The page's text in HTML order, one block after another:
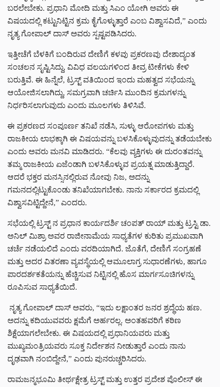
ಬರಲೇಬೇಕು. ಪ್ರಧಾನಿ ಮೋದಿ ಮತ್ತು ಸಿಎಂ ಯೋಗಿ ಅವರು ಈ
ವಿಷಯದಲ್ಲಿ ಕಟ್ಟುನಿಟ್ಟಿನ ಕ್ರಮ ಕೈಗೊಳ್ಳುತ್ತಾರೆ ಎಂಬ ವಿಶ್ವಾಸವಿದೆ,” ಎಂದು
ನೃತ್ಯ ಗೋಪಾಲ್ ದಾಸ್ ಅವರು ಸ್ಪಷ್ಟಪಡಿಸಿದರು.
ಇತ್ತೀಚೆಗೆ ಬೆಳಕಿಗೆ ಬಂದಿರುವ ದೇಣಿಗೆ ಕಳವು ಪ್ರಕರಣವು ದೇಶಾದ್ಯಂತ
ಸಂಚಲನ ಸೃಷ್ಟಿಸಿದ್ದು, ವಿವಿಧ ವಲಯಗಳಿಂದ ತೀವ್ರ ಟೀಕೆಗಳು ಕೇಳಿ
ಬರುತ್ತಿವೆ. ಈ ಹಿನ್ನೆಲೆ, ಟ್ರಸ್ಟ್ ವತಿಯಿಂದ ಇಂದು ಮಹತ್ವದ ಸಭೆಯನ್ನು
ಆಯೋಜಿಸಲಾಗಿದ್ದು, ಸಮಗ್ರವಾಗಿ ಚರ್ಚಿಸಿ ಮುಂದಿನ ಕ್ರಮಗಳನ್ನು
ನಿರ್ಧರಿಸಲಾಗುವುದು ಎಂದು ಮೂಲಗಳು ತಿಳಿಸಿವೆ.
ಈ ಪ್ರಕರಣದ ಸಂಪೂರ್ಣ ತನಿಖೆ ನಡೆಸಿ, ಸುಳ್ಳು ಆರೋಪಗಳು ಮತ್ತು
ರಾಜಕೀಯ ಲಾಭಕ್ಕಾಗಿ ಈ ವಿಷಯವನ್ನು ಬಳಸಿಕೊಳ್ಳುವುದನ್ನು ತಡೆಯಬೇಕು
ಎಂದು ಅವರು ಮನವಿ ಮಾಡಿದರು. “ಕೆಲವು ವ್ಯಕ್ತಿಗಳು ಈ ದುರಂತವನ್ನು
ತಮ್ಮ ರಾಜಕೀಯ ಏಜೆಂಡಾಗಿ ಬಳಸಿಕೊಳ್ಳುವ ಪ್ರಯತ್ನ ಮಾಡುತ್ತಿದ್ದಾರೆ.
ಆದರೆ ಭಕ್ತರ ಮನಸ್ಸಿನಲ್ಲಿರುವ ನೋವು ನಿಜ, ಅದನ್ನು
ಗಮನದಲ್ಲಿಟ್ಟುಕೊಂಡು ತನಿಖೆಯಾಗಬೇಕು. ನಾನು ಸರ್ಕಾರದ ಕ್ರಮದಲ್ಲಿ
ವಿಶ್ವಾಸವಿಟ್ಟಿದ್ದೇನೆ,” ಎಂದರು.
ಸಭೆಯಲ್ಲಿ ಟ್ರಸ್ಟ್ ನ ಪ್ರಧಾನ ಕಾರ್ಯದರ್ಶಿ ಚಂಪತ್ ರಾಯ್ ಮತ್ತು ಟ್ರಸ್ಟಿ ಡಾ.
ಅನಿಲ್ ಮಿಶ್ರಾ ಅವರ ರಾಜೀನಾಮೆಯ ಸಾಧ್ಯತೆಗಳ ಕುರಿತು ಪ್ರಮುಖವಾಗಿ
ಚರ್ಚೆ ನಡೆಯಲಿದೆ ಎಂದು ವರದಿಯಾಗಿದೆ. ಜೊತೆಗೆ, ದೇಣಿಗೆ ಸಂಗ್ರಹಣೆ
ಮತ್ತು ಅದರ ವಿತರಣಾ ವ್ಯವಸ್ಥೆಯಲ್ಲಿ ಆಮೂಲಾಗ್ರ ಸುಧಾರಣೆಗಳು, ಹಾಗೂ
ಪಾರದರ್ಶಕತೆಯನ್ನು ಹೆಚ್ಚಿಸುವ ನಿಟ್ಟಿನಲ್ಲಿ ಹೊಸ ಮಾರ್ಗಸೂಚಿಗಳನ್ನು
ರೂಪಿಸುವ ಸಾಧ್ಯತೆಯಿದೆ.
ನೃತ್ಯ ಗೋಪಾಲ್ ದಾಸ್ ಅವರು, “ಇದು ಲಕ್ಷಾಂತರ ಜನರ ಶ್ರದ್ಧೆಯ ಹಣ.
ಅದನ್ನು ಕದಿಯುವವರು ಕ್ಷಮೆಗೆ ಅರ್ಹರಲ್ಲ. ಅಂತಹವರಿಗೆ ಕಠಿಣ
ಶಿಕ್ಷೆಯಾಗಲೇಬೇಕು. ಈ ವಿಷಯದಲ್ಲಿ ಪ್ರಧಾನಿಯವರು ಮತ್ತು
ಮುಖ್ಯಮಂತ್ರಿಯವರು ಸೂಕ್ತ ನಿರ್ದೇಶನ ನೀಡುತ್ತಾರೆ ಎಂದು ನಾನು
ದೃಢವಾಗಿ ನಂಬಿದ್ದೇನೆ,” ಎಂದು ಪುನರುಚ್ಚರಿಸಿದರು.
ರಾಮಜನ್ಮಭೂಮಿ ತೀರ್ಥಕ್ಷೇತ್ರ ಟ್ರಸ್ಟ್ ಮತ್ತು ಉತ್ತರ ಪ್ರದೇಶ ಪೊಲೀಸ್ ಈ